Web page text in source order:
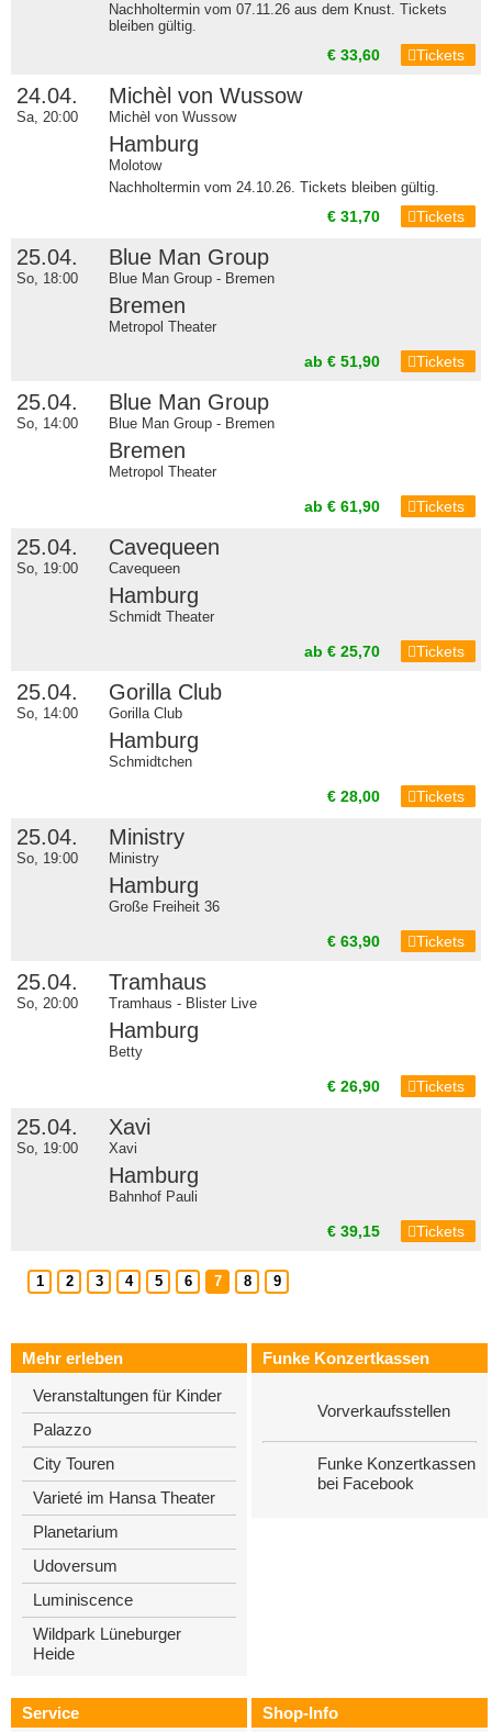
Nachholtermin vom 07.11.26 aus dem Knust. Tickets
bleiben gültig.
€ 33,60 Tickets
24.04.
Sa, 20:00
Michèl von Wussow
Michèl von Wussow
Hamburg
Molotow
Nachholtermin vom 24.10.26. Tickets bleiben gültig.
€ 31,70 Tickets
25.04.
So, 18:00
Blue Man Group
Blue Man Group - Bremen
Bremen
Metropol Theater
ab € 51,90 Tickets
25.04.
So, 14:00
Blue Man Group
Blue Man Group - Bremen
Bremen
Metropol Theater
ab € 61,90 Tickets
25.04.
So, 19:00
Cavequeen
Cavequeen
Hamburg
Schmidt Theater
ab € 25,70 Tickets
25.04.
So, 14:00
Gorilla Club
Gorilla Club
Hamburg
Schmidtchen
€ 28,00 Tickets
25.04.
So, 19:00
Ministry
Ministry
Hamburg
Große Freiheit 36
€ 63,90 Tickets
25.04.
So, 20:00
Tramhaus
Tramhaus - Blister Live
Hamburg
Betty
€ 26,90 Tickets
25.04.
So, 19:00
Xavi
Xavi
Hamburg
Bahnhof Pauli
€ 39,15 Tickets
1 2 3 4 5 6 7 8 9
Mehr erleben
Veranstaltungen für Kinder
Palazzo
City Touren
Varieté im Hansa Theater
Planetarium
Udoversum
Luminiscence
Wildpark Lüneburger
Heide
Funke Konzertkassen
Vorverkaufsstellen
Funke Konzertkassen
bei Facebook
Service Shop-Info